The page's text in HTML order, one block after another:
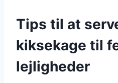
Tips til at
kiksekage til
lejligheder